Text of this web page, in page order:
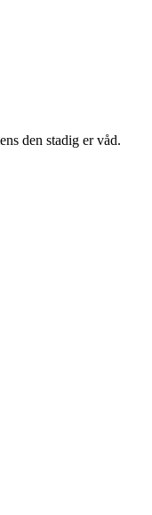
den stadig er våd.